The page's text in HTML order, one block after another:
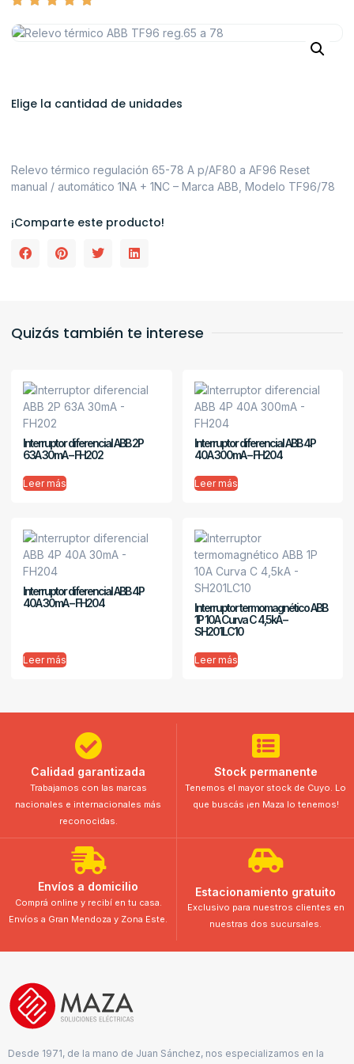
Elige la cantidad de unidades
Relevo térmico regulación 65-78 A p/AF80 a AF96 Reset
manual / automático 1NA + 1NC – Marca ABB, Modelo TF96/78
¡Comparte este producto!
Quizás también te interese
Interruptor diferencial ABB 2P
63A 30mA – FH202
Leer más
Interruptor diferencial ABB 4P
40A 300mA – FH204
Leer más
Interruptor diferencial ABB 4P
40A 30mA – FH204
Leer más
Interruptor termomagnético ABB
1P 10A Curva C 4,5kA –
SH201LC10
Leer más
Calidad garantizada
Trabajamos con las marcas
nacionales e internacionales más
reconocidas.
Stock permanente
Tenemos el mayor stock de Cuyo. Lo
que buscás ¡en Maza lo tenemos!
Envíos a domicilio
Comprá online y recibí en tu casa.
Envíos a Gran Mendoza y Zona Este.
Estacionamiento gratuito
Exclusivo para nuestros clientes en
nuestras dos sucursales.
Desde 1971, de la mano de Juan Sánchez, nos especializamos en la